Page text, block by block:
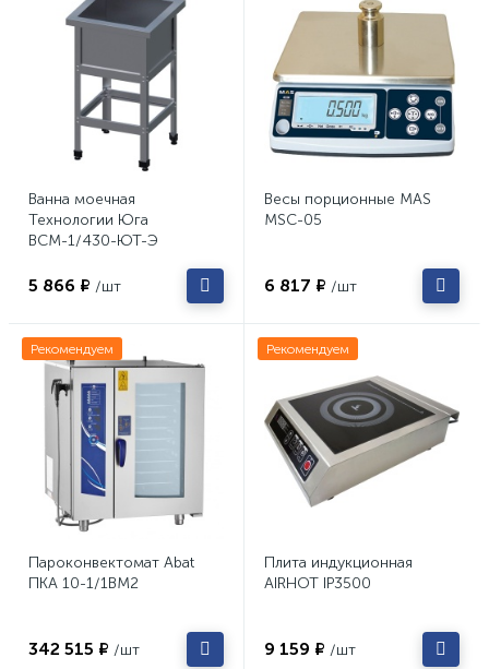
Ванна моечная
Технологии Юга
ВСМ-1/430-ЮТ-Э
5 866 ₽ /шт
Весы порционные MAS
MSC-05
6 817 ₽ /шт
Рекомендуем
Пароконвектомат Abat
ПКА 10-1/1ВМ2
342 515 ₽ /шт
Рекомендуем
Плита индукционная
AIRHOT IP3500
9 159 ₽ /шт